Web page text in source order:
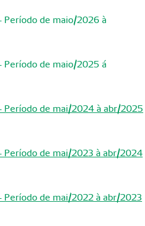
de maio/2026 à
de maio/2025 á
de mai/2024 à abr/2025
de mai/2023 à abr/2024
de mai/2022 à abr/2023